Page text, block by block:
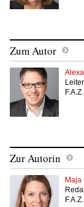
Zum Autor
F.A.Z.
Zur Autorin
Maja
F.A.Z.